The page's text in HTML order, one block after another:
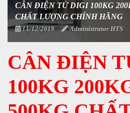
CÂN ĐIỆN TỬ DIGI 100KG
CHẤT LƯỢNG CHÍNH HÃNG
11/12/2019 Administrator HTS
CÂN ĐIỆN
100KG